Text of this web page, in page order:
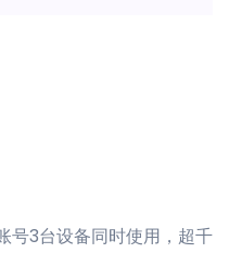
号3台设备同时使用，超千